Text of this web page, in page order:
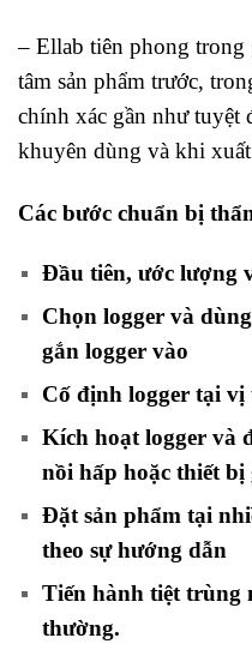
– Ellab tiên phong trong
tâm sản phẩm trước,
chính xác gần như
khuyên dùng và khi
Các bước chuẩn bị
Đầu tiên, ước lượng
Chọn logger và
gắn logger vào
Cố định logger tại
Kích hoạt logger và
nồi hấp hoặc thiết
Đặt sản phẩm tại
theo sự hướng dẫn
Tiến hành tiệt trùng
thường.